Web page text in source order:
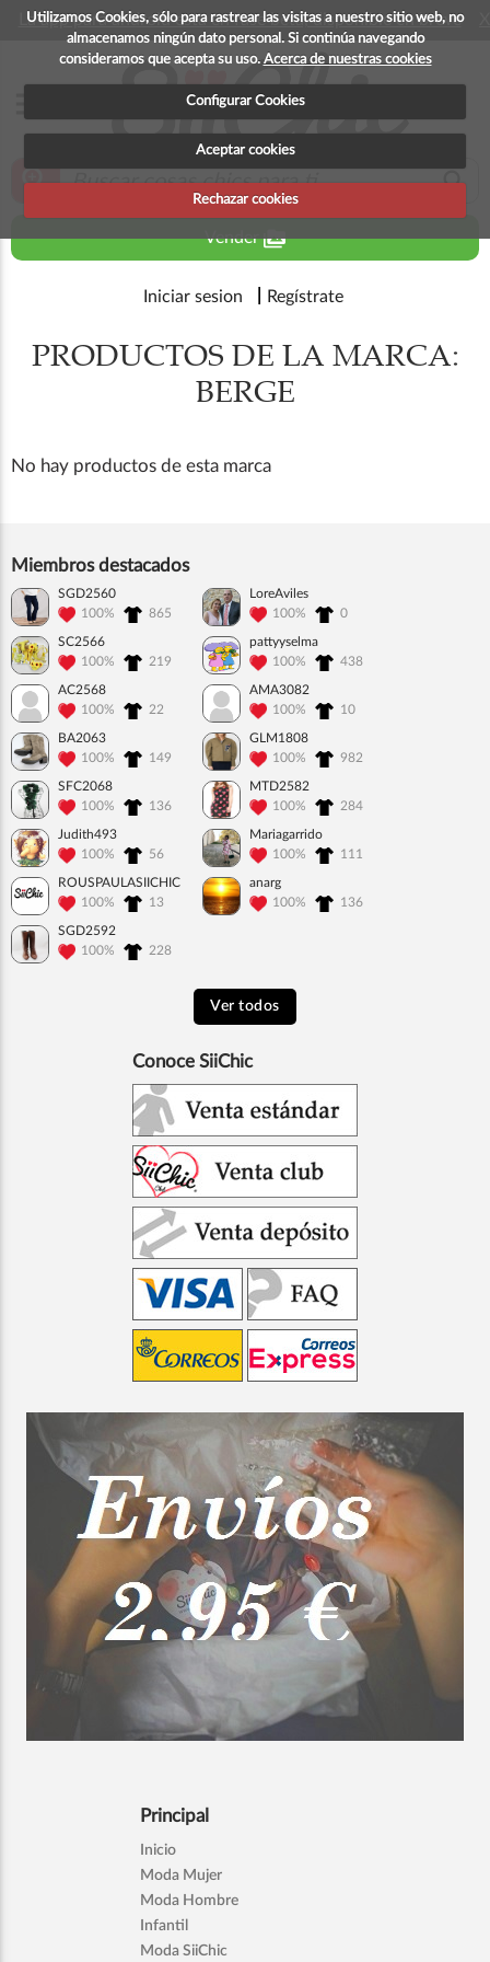
Utilizamos Cookies, sólo para rastrear las visitas a nuestro sitio web, no
almacenamos ningún dato personal. Si continúa navegando
consideramos que acepta su uso. Acerca de nuestras cookies
Configurar Cookies
Aceptar cookies
Rechazar cookies
La app para android esta en fase beta, disponible en breve
zoom_in search
Venderperm_media
Iniciar sesion Regístrate
PRODUCTOS DE LA MARCA:
BERGE
No hay productos de esta marca
Miembros destacados
SGD2560
100%
865
LoreAviles
100%
0
SC2566
100%
219
pattyyselma
100%
438
AC2568
100%
22
AMA3082
100%
10
BA2063
100%
149
GLM1808
100%
982
SFC2068
100%
136
MTD2582
100%
284
Judith493
100%
56
Mariagarrido
100%
111
ROUSPAULASIICHIC
100%
13
anarg
100%
136
SGD2592
100%
228
Ver todos
Conoce SiiChic
Principal
Inicio
Moda Mujer
Moda Hombre
Infantil
Moda SiiChic